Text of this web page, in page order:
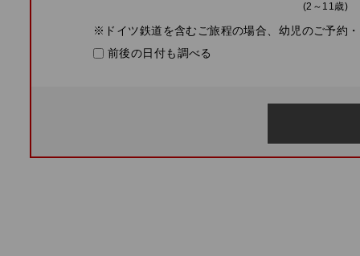
(2～11歳)
※ドイツ鉄道を含むご旅程の場合、幼児のご予約
前後の日付も調べる